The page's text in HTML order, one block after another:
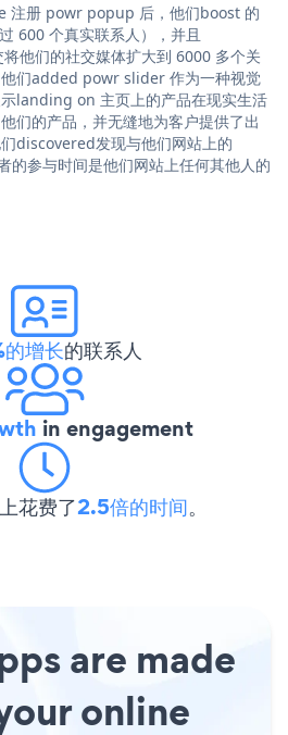
册 powr popup 后，他们boost 的
600 个真实联系人），并且
他们的社交媒体扩大到 6000 多个关
们added powr slider 作为一种视觉
landing on 主页上的产品在现实生活
们的产品，并无缝地为客户提供了出
discovered发现与他们网站上的
的参与时间是他们网站上任何其他人的
增长的联系人
in engagement
花费了2.5倍的时间。
are made
online